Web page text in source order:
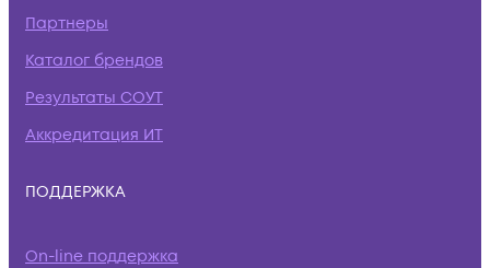
Партнеры
Каталог брендов
Результаты СОУТ
Аккредитация ИТ
ПОДДЕРЖКА
On-line поддержка